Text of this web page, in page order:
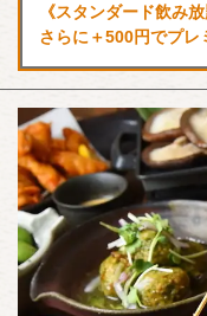
《スタンダード飲み
さらに＋500円でプレ